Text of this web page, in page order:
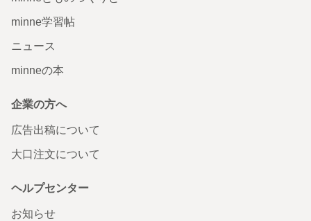
minne学習帖
ニュース
minneの本
企業の方へ
広告出稿について
大口注文について
ヘルプセンター
お知らせ